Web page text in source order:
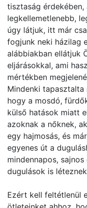
tisztaság
legkellemetlenebb,
úgy látjuk, itt már
fogjunk neki házilag
alábbiakban ellátjuk
eljárásokkal, ami
mértékben
Mindenki tapasztalta
hogy a mosdó,
külső hatások miatt
azoknak a nőknek,
egy hajmosás, és
egyenes út a
mindennapos,
dugulások is
Ezért kell feltétlenül